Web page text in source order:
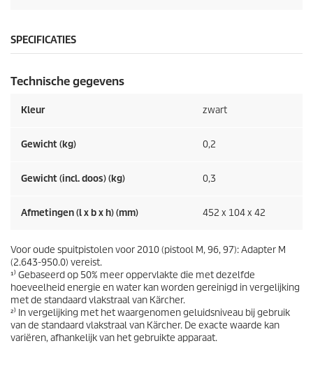
SPECIFICATIES
Technische gegevens
Kleur zwart
Gewicht (kg) 0,2
Gewicht (incl. doos) (kg) 0,3
Afmetingen (l x b x h) (mm) 452 x 104 x 42
Voor oude spuitpistolen voor 2010 (pistool M, 96, 97): Adapter M
(2.643-950.0) vereist.
¹⁾ Gebaseerd op 50% meer oppervlakte die met dezelfde
hoeveelheid energie en water kan worden gereinigd in vergelijking
met de standaard vlakstraal van Kärcher.
²⁾ In vergelijking met het waargenomen geluidsniveau bij gebruik
van de standaard vlakstraal van Kärcher. De exacte waarde kan
variëren, afhankelijk van het gebruikte apparaat.